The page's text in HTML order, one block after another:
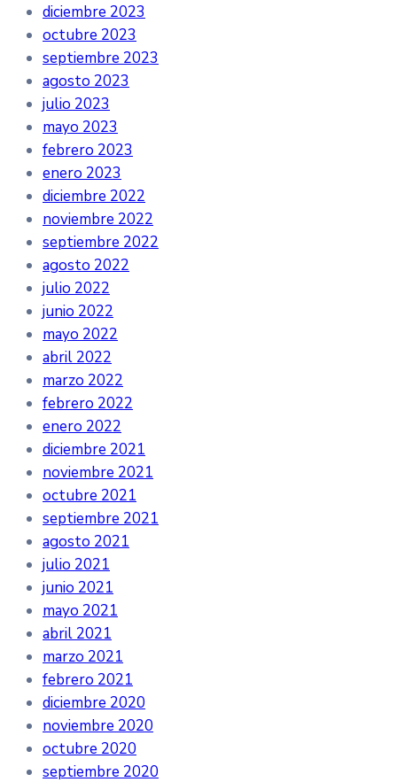
diciembre 2023
octubre 2023
septiembre 2023
agosto 2023
julio 2023
mayo 2023
febrero 2023
enero 2023
diciembre 2022
noviembre 2022
septiembre 2022
agosto 2022
julio 2022
junio 2022
mayo 2022
abril 2022
marzo 2022
febrero 2022
enero 2022
diciembre 2021
noviembre 2021
octubre 2021
septiembre 2021
agosto 2021
julio 2021
junio 2021
mayo 2021
abril 2021
marzo 2021
febrero 2021
diciembre 2020
noviembre 2020
octubre 2020
septiembre 2020